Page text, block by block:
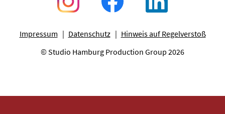
Impressum Datenschutz
Hinweis auf Regelverstoß
© Studio Hamburg Production Group 2026